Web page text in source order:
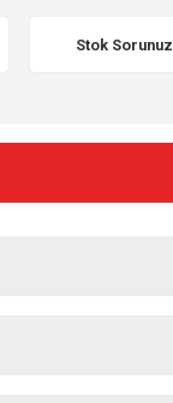
Stok Sorunuz